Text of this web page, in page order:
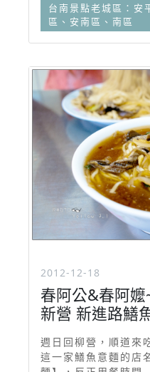
台南景點老城區：安
區、安南區、南區
2012-12-18
春阿公&春阿
新營 新進路鱔
週日回柳營，順道來
這一家鱔魚意麵的店